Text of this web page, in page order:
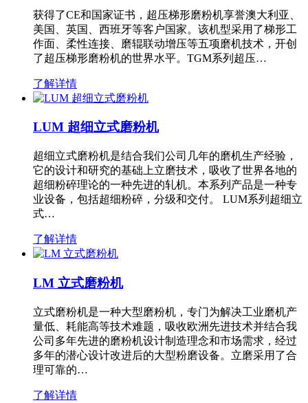
获得了CE和国家证书，超压梯形磨粉机享誉澳大利亚、
美国、英国、西班牙等客户国家。该机型采用了梯形工
作面、柔性连接、磨辊联动增压等五项磨机技术，开创
了超压梯形磨粉机的世界水平。TGM系列超压…
了解详情
LUM 超细立式磨粉机
超细立式磨粉机是结合我们公司几年的磨机生产经验，
它的设计和研究的基础上立磨技术，吸收了世界各地的
超细粉碎理论的一种先进的轧机。本系列产品是一种专
业设备，包括超细粉碎，分级和交付。 LUM系列超细立
式…
了解详情
LM 立式磨粉机
立式磨粉机是一种大型磨粉机，专门为解决工业磨机产
量低、耗能高等技术难题，吸收欧洲先进技术并结合我
公司多年先进的磨粉机设计制造理念和市场需求，经过
多年的潜心设计改进后的大型粉磨设备。立磨采用了合
理可靠的…
了解详情